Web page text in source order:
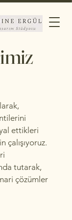
ettikleri
çalışıyoruz.
tutarak,
çözümler